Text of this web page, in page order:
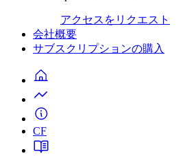
アクセスをリクエスト
会社概要
サブスクリプションの購入
CF